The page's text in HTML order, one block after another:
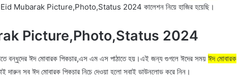
Mubarak Picture,Photo,Status 2024 কালেশন নিয়ে হাজির হয়েছি।
Picture,Photo,Status 2024
বন্ধুদের ঈদ মোবারক পিকচার,এস এম এস পাঠাতে হয়।এই জন্য গুগলে ঈদের সময় ঈদ মোবারক
দারুন সব ঈদ মোবারক পিকচার নিচে দেওয়া হলো সবাই ডাউনলোড করে নিন।